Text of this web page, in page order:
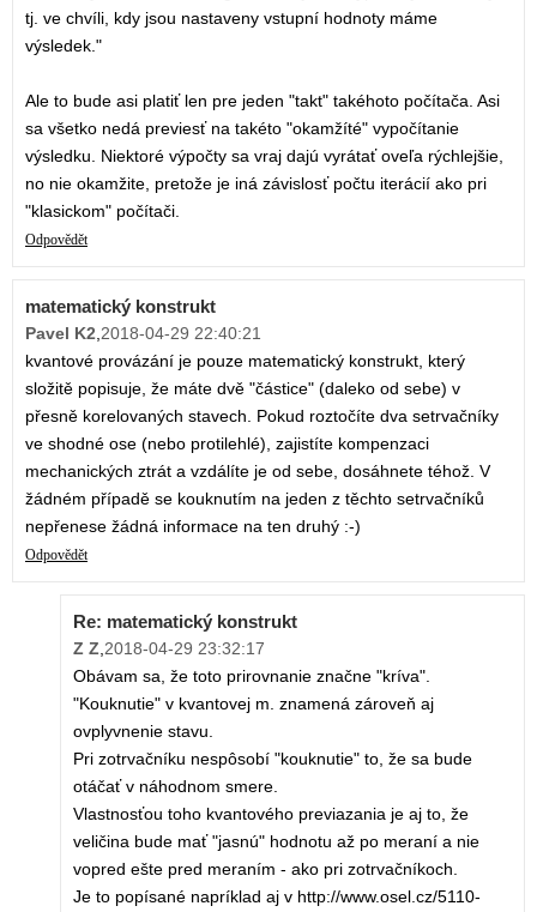
tj. ve chvíli, kdy jsou nastaveny vstupní hodnoty máme
výsledek."
Ale to bude asi platiť len pre jeden "takt" takéhoto počítača. Asi
sa všetko nedá previesť na takéto "okamžíté" vypočítanie
výsledku. Niektoré výpočty sa vraj dajú vyrátať oveľa rýchlejšie,
no nie okamžite, pretože je iná závislosť počtu iterácií ako pri
"klasickom" počítači.
Odpovědět
matematický konstrukt
Pavel K2,2018-04-29 22:40:21
kvantové provázání je pouze matematický konstrukt, který
složitě popisuje, že máte dvě "částice" (daleko od sebe) v
přesně korelovaných stavech. Pokud roztočíte dva setrvačníky
ve shodné ose (nebo protilehlé), zajistíte kompenzaci
mechanických ztrát a vzdálíte je od sebe, dosáhnete téhož. V
žádném případě se kouknutím na jeden z těchto setrvačníků
nepřenese žádná informace na ten druhý :-)
Odpovědět
Re: matematický konstrukt
Z Z,2018-04-29 23:32:17
Obávam sa, že toto prirovnanie značne "kríva".
"Kouknutie" v kvantovej m. znamená zároveň aj
ovplyvnenie stavu.
Pri zotrvačníku nespôsobí "kouknutie" to, že sa bude
otáčať v náhodnom smere.
Vlastnosťou toho kvantového previazania je aj to, že
veličina bude mať "jasnú" hodnotu až po meraní a nie
vopred ešte pred meraním - ako pri zotrvačníkoch.
Je to popísané napríklad aj v http://www.osel.cz/5110-